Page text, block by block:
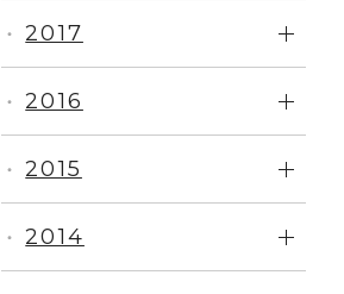
・ 2014
・ 2015
・ 2016
・ 2017